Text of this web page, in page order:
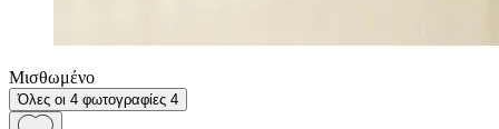
Μισθωμένο
Όλες οι 4 φωτογραφίες 4